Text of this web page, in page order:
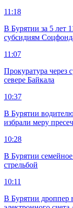
11:18
В Бурятии за 5 лет
субсидиям
11:07
Прокуратура через
севере Байкала
10:37
В Бурятии
избрали меру
10:28
В Бурятии семейное
стрельбой
10:11
В Бурятии дроппер